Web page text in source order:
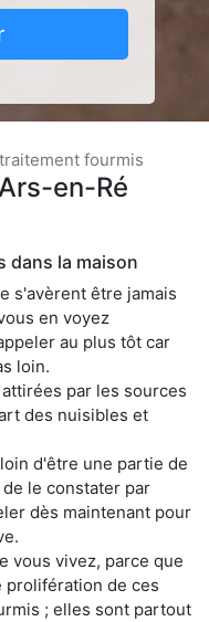
fourmis
en-Ré
dans la maison
s'avèrent être jamais
en voyez
au plus tôt car
loin.
par les sources
des nuisibles et
d'être une partie de
le constater par
dès maintenant pour
vous vivez, parce que
prolifération de ces
; elles sont partout